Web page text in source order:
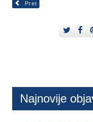
Pret
Najnovije